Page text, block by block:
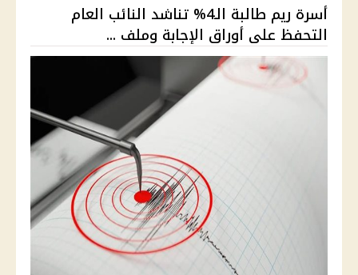
أسرة ريم طالبة الـ4% تناشد النائب العام
التحفظ على أوراق الإجابة وملف ...